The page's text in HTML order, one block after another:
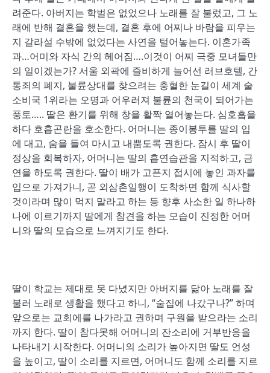
려준다. 아버지는 학벌은 없었으나 노래를 잘 불렀고, 그 노
래에 반해 결혼을 했는데, 결혼 후에 어찌나 바람을 피우는
지 갈라설 수밖에 없었다는 사연을 털어놓는다. 이혼가족
과…어미와 자식 간의 헤어짐….이것이 어찌 극중 모녀들만
의 일이겠는가? 서울 외곽에 즐비하게 늘어선 러브호텔, 간
통죄의 폐지, 불륜상대를 찾으려는 충혈한 눈길이 세계 술
소비국 1위라는 오명과 어우러져 불륜의 천국이 되어가는
풍토….. 딸은 환기를 위해 창을 활짝 열어놓는다. 심호흡을
하다 호흡곤란을 호소한다. 어머니는 종이봉투를 딸의 입
에 대고, 숨을 들여 마시고 내뿜도록 권한다. 잠시 후 딸이
정상을 회복하자, 어머니는 딸의 흡연습관을 지적하고, 금
연을 하도록 권한다. 딸이 배가 고픈지 접시에 놓인 과자를
입으로 가져가니, 곧 외삼촌일행이 도착하면 함께 식사할
것이라며 많이 먹지 말라고 하는 등 향후 사소한 일 하나하
나에 이르기까지 딸에게 참견을 하는 모습이 진정한 어머
니와 딸의 모습으로 느껴지기도 한다.
딸이 학교는 제대로 못 다녔지만 아버지를 닮아 노래를 잘
불러 노래로 생활을 했다고 하니, “술집에 나갔구나?” 하며
앞으로는 교회에를 나가라고 권하며 구원을 받으라는 소리
까지 한다. 딸이 참다못해 어머니의 잔소리에 거부반응을
나타내기 시작한다. 어머니의 소리가 높아지면 딸도 언성
을 높이고, 딸이 소리를 지르면, 어머니도 함께 소리를 지르